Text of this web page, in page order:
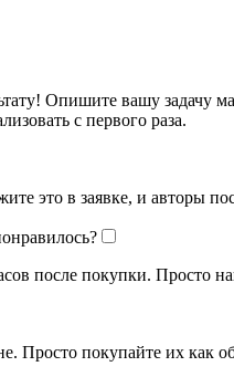
Опишите вашу задачу
с первого раза.
это в заявке, и авторы
после покупки. Просто
Просто покупайте их как